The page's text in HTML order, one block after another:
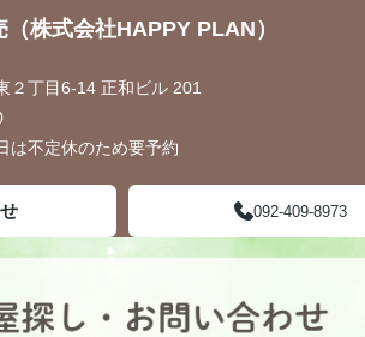
株式会社HAPPY PLAN）
２丁目6-14 正和ビル 201
は不定休のため要予約
092-409-8973